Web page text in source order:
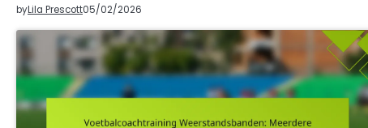
byLila Prescott05/02/2026